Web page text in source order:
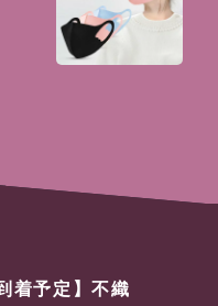
着予定】不織